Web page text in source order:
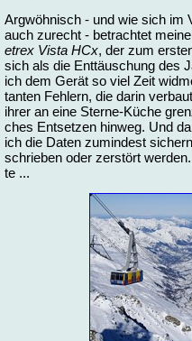
Arg­wöh­nisch - und wie sich im
auch zu­recht - be­trach­tet
etrex Vis­ta HCx, der zum
sich als die Ent­täu­schung des
ich dem Gerät so viel Zeit
tan­ten Feh­lern, die dar­in
ih­rer an ei­ne Sterne-Küche
ches Ent­set­zen hin­weg. Und
ich die Da­ten zu­min­dest
schrie­ben oder zer­stört
te ...